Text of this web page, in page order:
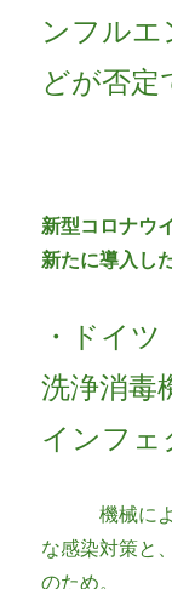
ンフルエ
どが否定
新型コロナウ
新たに導入し
・ドイ
洗浄消毒
インフェ
機械による
な感染対策と
のため。